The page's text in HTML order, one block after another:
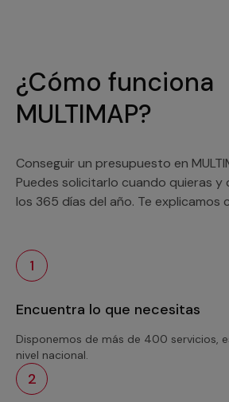
¿Cómo funciona
MULTIMAP?
Conseguir un presupuesto en
Puedes solicitarlo cuando quieras
los 365 días del año. Te explicamos
1
Encuentra lo que necesitas
Disponemos de más de 400 servicios,
nivel nacional.
2